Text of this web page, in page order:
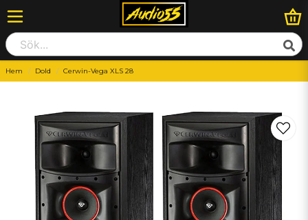
Hem Dold Cerwin-Vega XLS 28